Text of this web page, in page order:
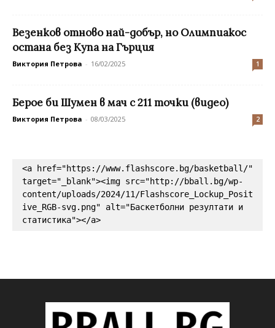
Везенков отново най-добър, но Олимпиакос
остана без Купа на Гърция
Виктория Петрова - 16/02/2025 1
Берое би Шумен в мач с 211 точки (видео)
Виктория Петрова - 08/03/2025 2
<a href="https://www.flashscore.bg/basketball/"
target="_blank"><img src="http://bball.bg/wp-
content/uploads/2024/11/Flashscore_Lockup_Posit
ive_RGB-svg.png" alt="Баскетболни резултати и
статистика"></a>